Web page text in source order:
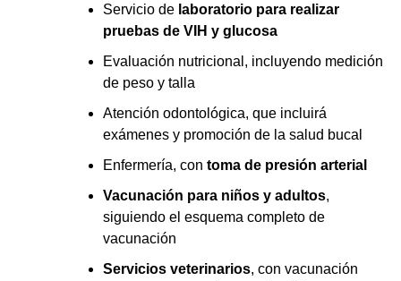
Servicio de laboratorio para realizar
pruebas de VIH y glucosa
Evaluación nutricional, incluyendo medición
de peso y talla
Atención odontológica, que incluirá
exámenes y promoción de la salud bucal
Enfermería, con toma de presión arterial
Vacunación para niños y adultos,
siguiendo el esquema completo de
vacunación
Servicios veterinarios, con vacunación